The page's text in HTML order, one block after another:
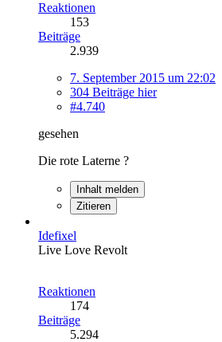
Reaktionen
153
Beiträge
2.939
7. September 2015 um 22:02
304 Beiträge hier
#4.740
gesehen
Die rote Laterne ?
Inhalt melden
Zitieren
Idefixel
Live Love Revolt
Reaktionen
174
Beiträge
5.294